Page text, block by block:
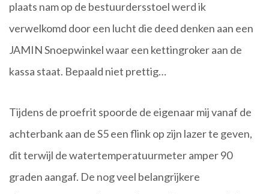
plaats nam op de bestuurdersstoel werd ik
verwelkomd door een lucht die deed denken aan een
JAMIN Snoepwinkel waar een kettingroker aan de
kassa staat. Bepaald niet prettig…
Tijdens de proefrit spoorde de eigenaar mij vanaf de
achterbank aan de S5 een flink op zijn lazer te geven,
dit terwijl de watertemperatuurmeter amper 90
graden aangaf. De nog veel belangrijkere